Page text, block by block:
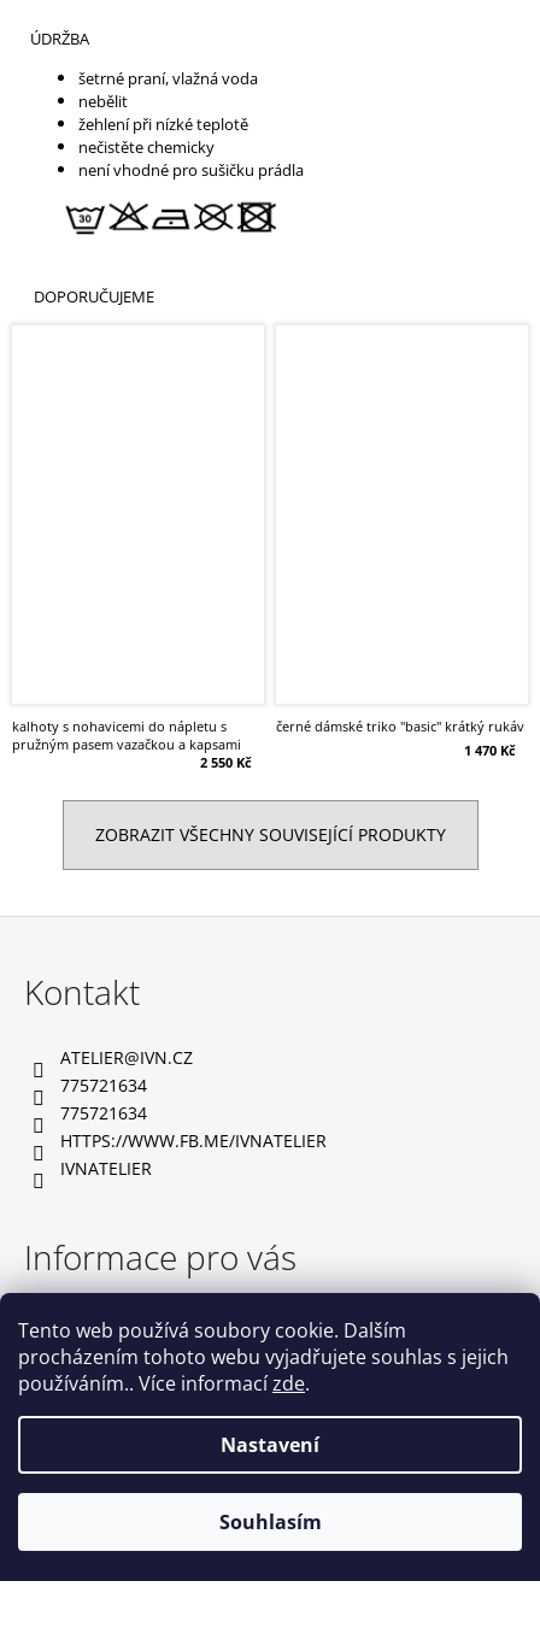
Tento web používá soubory cookie. Dalším
procházením tohoto webu vyjadřujete souhlas s jejich
používáním.. Více informacízde.
Nastavení
Souhlasím
ÚDRŽBA
šetrné praní, vlažná voda
nebělit
žehlení při nízké teplotě
nečistěte chemicky
není vhodné pro sušičku prádla
DOPORUČUJEME
kalhoty s nohavicemi do nápletu s
pružným pasem vazačkou a kapsami
2 550 Kč
černé dámské triko "basic" krátký rukáv
1 470 Kč
ZOBRAZIT VŠECHNY SOUVISEJÍCÍ PRODUKTY
Kontakt
ATELIER@IVN.CZ
775721634
775721634
HTTPS://WWW.FB.ME/IVNATELIER
IVNATELIER
Informace pro vás
TABULKA VELIKOSTÍ
OBCHODNÍ PODMÍNKY
PODMÍNKY OCHRANY OSOBNÍCH ÚDAJŮ
Vytvořil Shoptet
Copyright 2026IVN atelier. Všechna práva vyhrazena.